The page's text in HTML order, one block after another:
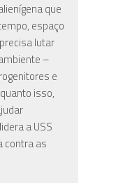
que
espaço
lutar
–
e
isso,
a USS
contra as